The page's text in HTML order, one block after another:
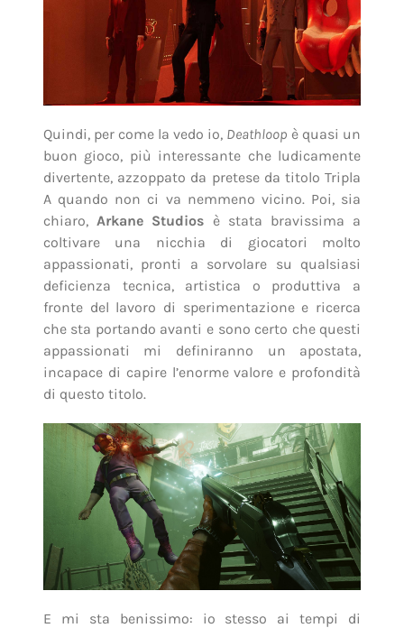
Quindi, per come la vedo io, Deathloop è quasi un
buon gioco, più interessante che ludicamente
divertente, azzoppato da pretese da titolo Tripla
A quando non ci va nemmeno vicino. Poi, sia
chiaro,Arkane Studios è stata bravissima a
coltivare una nicchia di giocatori molto
appassionati, pronti a sorvolare su qualsiasi
deficienza tecnica, artistica o produttiva a
fronte del lavoro di sperimentazione e ricerca
che sta portando avanti e sono certo che questi
appassionati mi definiranno un apostata,
incapace di capire l’enorme valore e profondità
di questo titolo.
E mi sta benissimo: io stesso ai tempi di